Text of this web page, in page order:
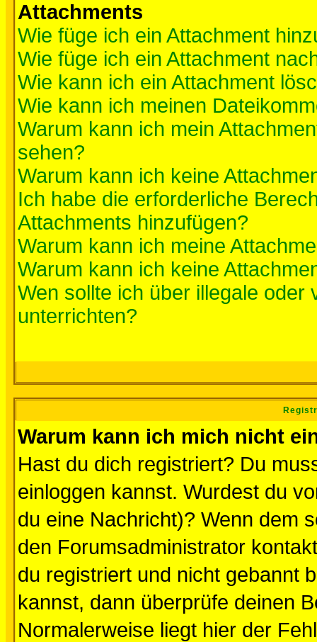
Attachments
Wie füge ich ein Attachment
Wie füge ich ein Attachment
Wie kann ich ein Attachment
Wie kann ich meinen
Warum kann ich mein
sehen?
Warum kann ich keine
Ich habe die erforderliche
Attachments hinzufügen?
Warum kann ich meine
Warum kann ich keine
Wen sollte ich über illegale oder
unterrichten?
Warum kann ich mich nicht
Hast du dich registriert? Du
einloggen kannst. Wurdest du
du eine Nachricht)? Wenn dem
den Forumsadministrator
du registriert und nicht gebannt
kannst, dann überprüfe deinen
Normalerweise liegt hier der